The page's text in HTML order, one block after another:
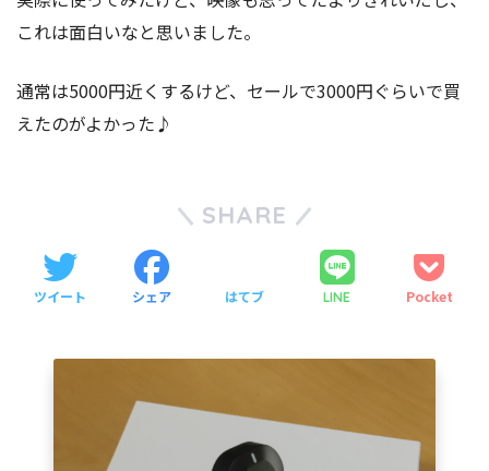
これは面白いなと思いました。
通常は5000円近くするけど、セールで3000円ぐらいで買
えたのがよかった♪
SHARE
ツイート シェア はてブ LINE Pocket